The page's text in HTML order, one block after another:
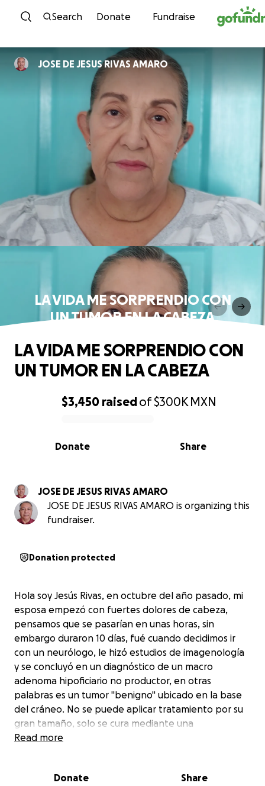
Skip to content
Search Donate Fundraise
JOSE DE JESUS RIVAS AMARO
LA VIDA ME SORPRENDIO CON
UN TUMOR EN LA CABEZA
0% complete
$3,450 raisedof$300K MXN
Share
Donate
LA VIDA ME SORPRENDIO CON
UN TUMOR EN LA CABEZA
JOSE DE JESUS RIVAS AMARO
JOSE DE JESUS RIVAS AMARO is organizing this
fundraiser.
Donation protected
Hola soy Jesús Rivas, en octubre del año pasado, mi
esposa empezó con fuertes dolores de cabeza,
pensamos que se pasarían en unas horas, sin
embargo duraron 10 días, fué cuando decidimos ir
con un neurólogo, le hizó estudios de imagenología
y se concluyó en un diagnóstico de un macro
adenoma hipoficiario no productor, en otras
palabras es un tumor "benigno" ubicado en la base
del cráneo. No se puede aplicar tratamiento por su
gran tamaño, solo se cura mediante una
neurocirugía compleja para extirpar el tumor. Gracias
El riesgo de no realizar la operación es que los
Read more
Donate Share